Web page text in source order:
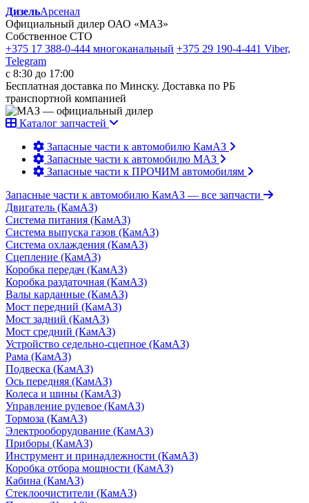
ДизельАрсенал
Официальный дилер ОАО «МАЗ»
Собственное СТО
+375 17 388-0-444 многоканальный +375 29 190-4-441 Viber,
Telegram
с 8:30 до 17:00
Бесплатная доставка по Минску. Доставка по РБ
транспортной компанией
Каталог запчастей
Запасные части к автомобилю КамАЗ
Запасные части к автомобилю МАЗ
Запасные части к ПРОЧИМ автомобилям
Запасные части к автомобилю КамАЗ — все запчасти
Двигатель (КамАЗ)
Система питания (КамАЗ)
Система выпуска газов (КамАЗ)
Система охлаждения (КамАЗ)
Сцепление (КамАЗ)
Коробка передач (КамАЗ)
Коробка раздаточная (КамАЗ)
Валы карданные (КамАЗ)
Мост передний (КамАЗ)
Мост задний (КамАЗ)
Мост средний (КамАЗ)
Устройство седельно-сцепное (КамАЗ)
Рама (КамАЗ)
Подвеска (КамАЗ)
Ось передняя (КамАЗ)
Колеса и шины (КамАЗ)
Управление рулевое (КамАЗ)
Тормоза (КамАЗ)
Электрооборудование (КамАЗ)
Приборы (КамАЗ)
Инструмент и принадлежности (КамАЗ)
Коробка отбора мощности (КамАЗ)
Кабина (КамАЗ)
Стеклоочистители (КамАЗ)